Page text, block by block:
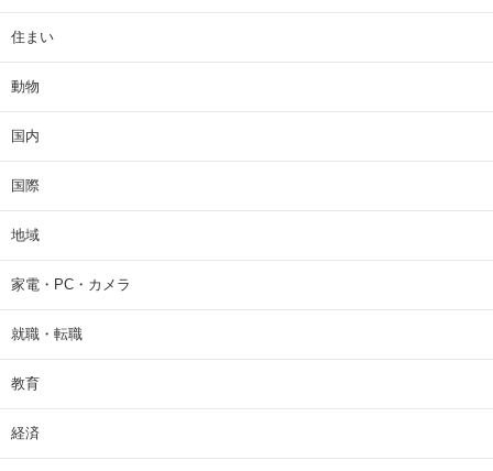
住まい
動物
国内
国際
地域
家電・PC・カメラ
就職・転職
教育
経済